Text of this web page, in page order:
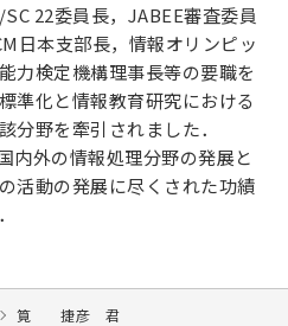
22委員長，JABEE審査委員
日本支部長，情報オリンピッ
力検定機構理事長等の要職を
準化と情報教育研究における
分野を牽引されました．
内外の情報処理分野の発展と
活動の発展に尽くされた功績
筧 捷彦 君